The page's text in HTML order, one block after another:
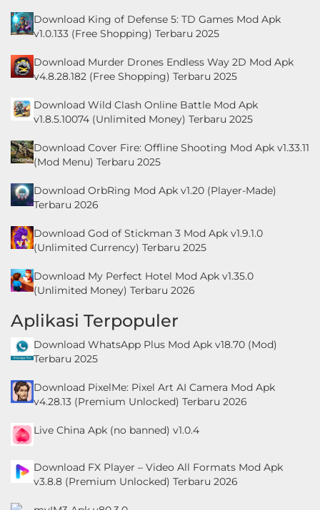
Download King of Defense 5: TD Games Mod Apk
v1.0.133 (Free Shopping) Terbaru 2025
Download Murder Drones Endless Way 2D Mod Apk
v4.8.28.182 (Free Shopping) Terbaru 2025
Download Wild Clash Online Battle Mod Apk
v1.8.5.10074 (Unlimited Money) Terbaru 2025
Download Cover Fire: Offline Shooting Mod Apk v1.33.11
(Mod Menu) Terbaru 2025
Download OrbRing Mod Apk v1.20 (Player-Made)
Terbaru 2026
Download God of Stickman 3 Mod Apk v1.9.1.0
(Unlimited Currency) Terbaru 2025
Download My Perfect Hotel Mod Apk v1.35.0
(Unlimited Money) Terbaru 2026
Aplikasi Terpopuler
Download WhatsApp Plus Mod Apk v18.70 (Mod)
Terbaru 2025
Download PixelMe: Pixel Art AI Camera Mod Apk
v4.28.13 (Premium Unlocked) Terbaru 2026
Live China Apk (no banned) v1.0.4
Download FX Player – Video All Formats Mod Apk
v3.8.8 (Premium Unlocked) Terbaru 2026